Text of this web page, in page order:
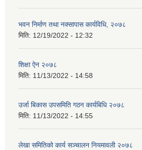
भवन निर्माण तथा नक्सापास कार्यविधि, २०७८
मिति: 12/19/2022 - 12:32
शिक्षा ऐन २०७८
मिति: 11/13/2022 - 14:58
उर्जा बिकास उपसमिति गठन कार्यबिधि २०७८
मिति: 11/13/2022 - 14:55
लेखा समितिको कार्य सञ्चालन नियमावली २०७८